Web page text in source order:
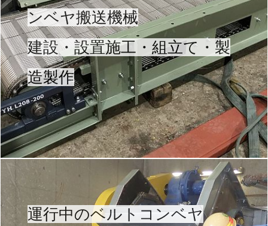
ンベヤ搬送機械
建設・設置施工・組立て・製
造製作
運行中のベルトコンベヤ